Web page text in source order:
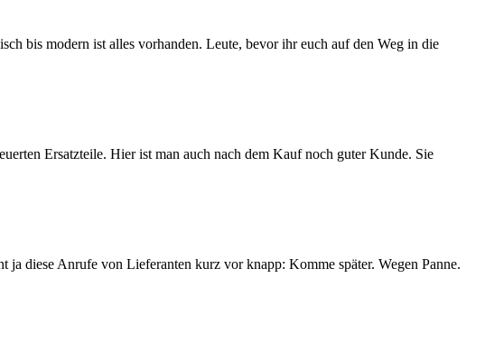
bis modern ist alles vorhanden. Leute, bevor ihr euch auf den Weg in die
Ersatzteile. Hier ist man auch nach dem Kauf noch guter Kunde. Sie
diese Anrufe von Lieferanten kurz vor knapp: Komme später. Wegen Panne.